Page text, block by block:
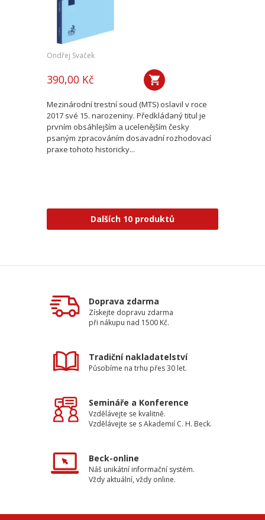
Ondřej Svaček
390,00 Kč
Mezinárodní trestní soud (MTS) oslavil v roce
2017 své 15. narozeniny. Předkládaný titul je
prvním obsáhlejším a ucelenějším česky
psaným zpracováním dosavadní rozhodovací
praxe tohoto historicky...
Dalších 10 produktů
Doprava zdarma
Získejte dopravu zdarma
při nákupu nad 1500 Kč.
Tradiční nakladatelství
Působíme na trhu přes 30 let.
Semináře a Konference
Vzdělávejte se kvalitně.
Vzdělávejte se s Akademií C. H. Beck.
Beck-online
Náš unikátní informační systém.
Vždy aktuální, vždy online.